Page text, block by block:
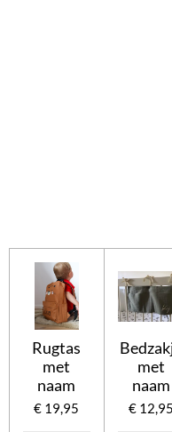
Rugtas
met
naam
€ 19,95
met
naam
€ 12,95